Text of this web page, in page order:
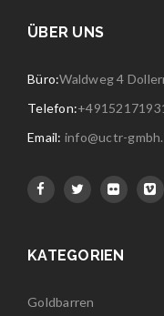
ÜBER UNS
Büro:Waldweg 4
Telefon:
Email: info@uctr-
KATEGORIEN
Goldbarren